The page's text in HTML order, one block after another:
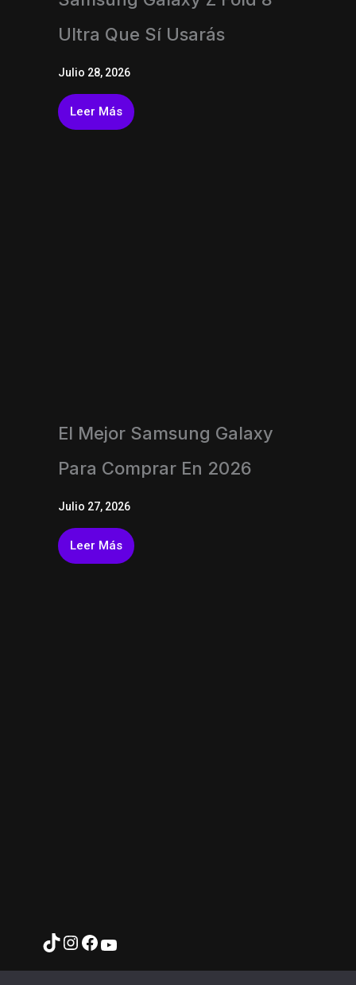
Ultra Que Sí Usarás
Julio 28, 2026
Leer Más
El Mejor Samsung Galaxy
Para Comprar En 2026
Julio 27, 2026
Leer Más